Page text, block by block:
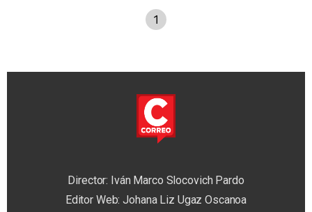
1
Director: Iván Marco Slocovich Pardo
Editor Web: Johana Liz Ugaz Oscanoa